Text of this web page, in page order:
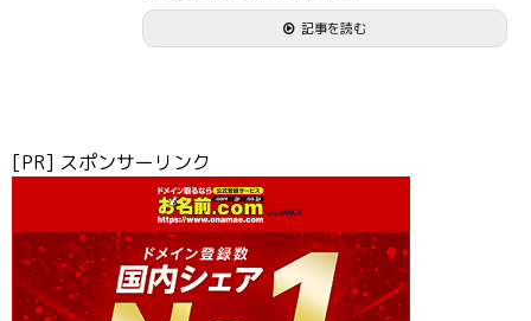
記事を読む
[PR] スポンサーリンク